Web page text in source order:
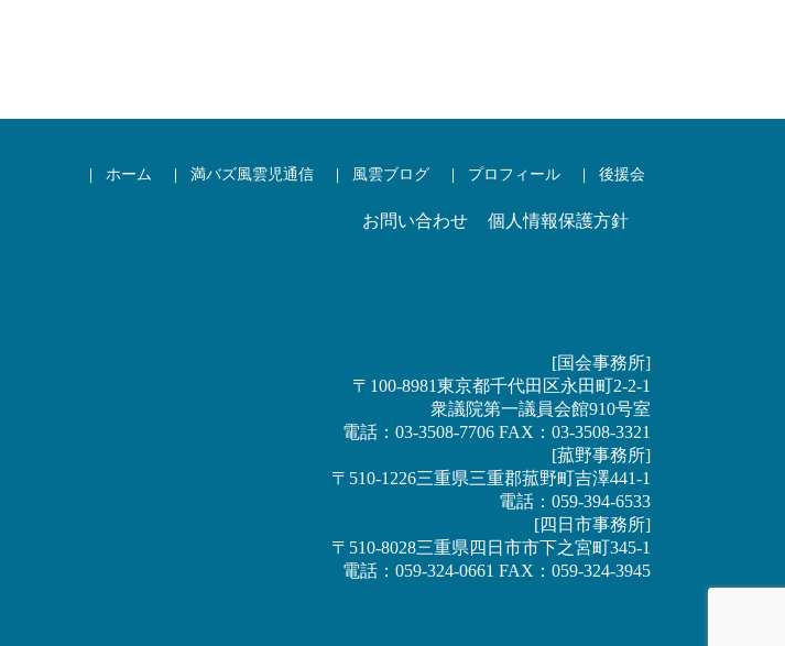
ホーム 満バズ風雲児通信 風雲ブログ プロフィール 後援会
お問い合わせ 個人情報保護方針
[国会事務所]
〒100-8981東京都千代田区永田町2-2-1
衆議院第一議員会館910号室
電話：03-3508-7706 FAX：03-3508-3321
[菰野事務所]
〒510-1226三重県三重郡菰野町吉澤441-1
電話：059-394-6533
[四日市事務所]
〒510-8028三重県四日市市下之宮町345-1
電話：059-324-0661 FAX：059-324-3945